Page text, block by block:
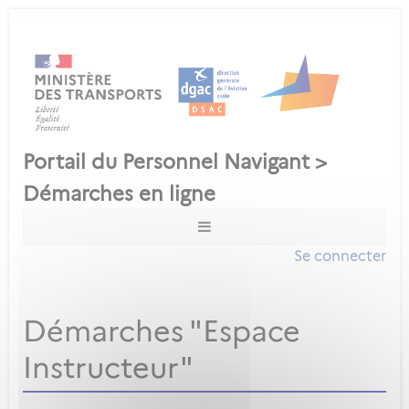
Se connecter
Démarches "Espace
Instructeur"